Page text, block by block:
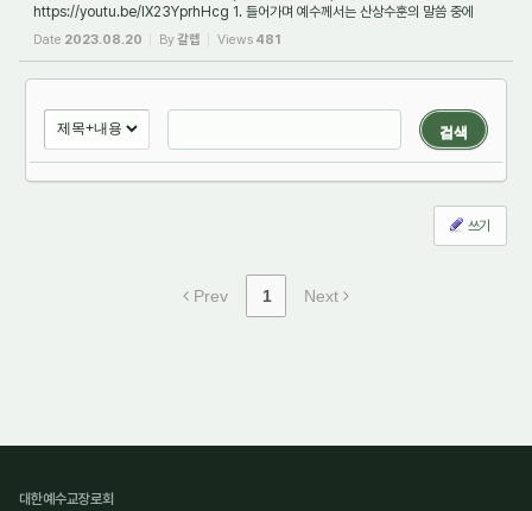
https://youtu.be/lX23YprhHcg 1. 들어가며 예수께서는 산상수훈의 말씀 중에
거짓선지자를 분별...
Date 2023.08.20 By갈렙 Views 481
검색
쓰기
Prev 1 Next
대한예수교장로회